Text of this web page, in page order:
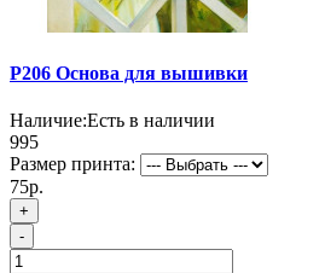
P206 Основа для вышивки
Наличие:Есть в наличии
995
Размер принта:
75р.
+
-